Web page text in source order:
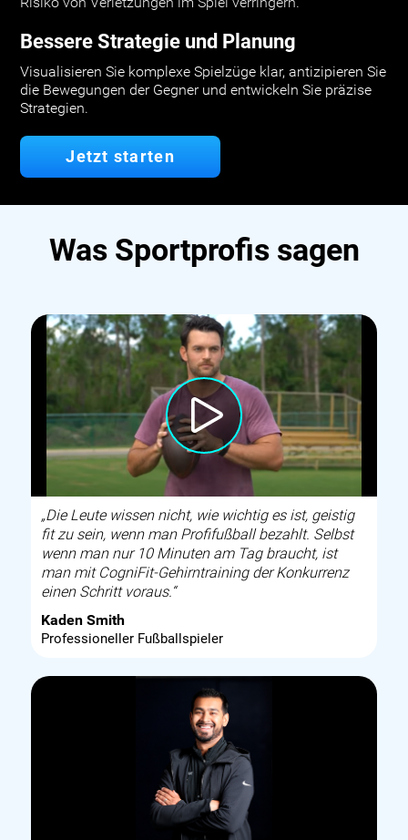
Bessere Strategie und Planung
Visualisieren Sie komplexe Spielzüge klar, antizipieren Sie
die Bewegungen der Gegner und entwickeln Sie präzise
Strategien.
Jetzt starten
Was Sportprofis sagen
„Die Leute wissen nicht, wie wichtig es ist, geistig
fit zu sein, wenn man Profifußball bezahlt. Selbst
wenn man nur 10 Minuten am Tag braucht, ist
man mit CogniFit-Gehirntraining der Konkurrenz
einen Schritt voraus.“
Kaden Smith
Professioneller Fußballspieler